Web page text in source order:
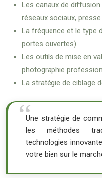
Les canaux de
réseaux sociaux,
La fréquence et le type
portes ouvertes)
Les outils de mise en
photographie
La stratégie de ciblage
Une stratégie de
les méthodes
technologies
votre bien sur le